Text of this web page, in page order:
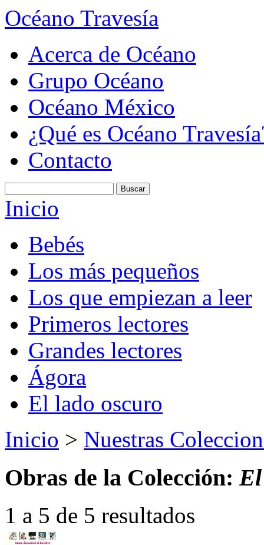
Océano Travesía
Acerca de Océano
Grupo Océano
Océano México
¿Qué es Océano
Contacto
Inicio
Bebés
Los más pequeños
Los que empiezan a leer
Primeros lectores
Grandes lectores
Ágora
El lado oscuro
Inicio > Nuestras
Obras de la Colección:
1 a 5 de 5 resultados